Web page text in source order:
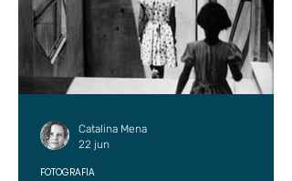
FOTOGRAFÍA
Catalina Mena
22 jun